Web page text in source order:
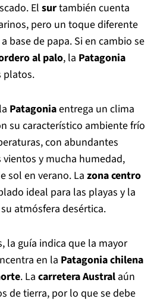
El surtambién cuenta
pero un toque diferente
base de papa. Si en cambio se
al palo, la Patagonia
platos.
Patagoniaentrega un clima
su característico ambiente frío
con abundantes
y mucha humedad,
sol en verano. La zona centro
ideal para las playas y la
atmósfera desértica.
la guía indica que la mayor
en la Patagonia chilena
. La carretera Austral aún
de tierra, por lo que se debe